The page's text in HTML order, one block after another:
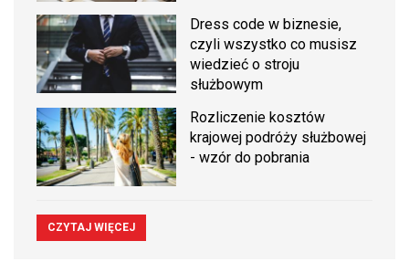
Dress code w biznesie,
czyli wszystko co musisz
wiedzieć o stroju
służbowym
Rozliczenie kosztów
krajowej podróży służbowej
- wzór do pobrania
CZYTAJ WIĘCEJ